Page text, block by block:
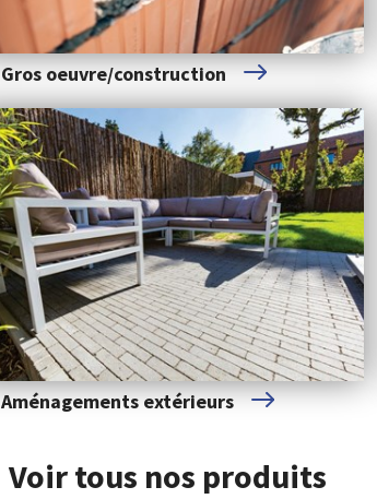
Gros oeuvre/construction
Aménagements extérieurs
Voir tous nos produits